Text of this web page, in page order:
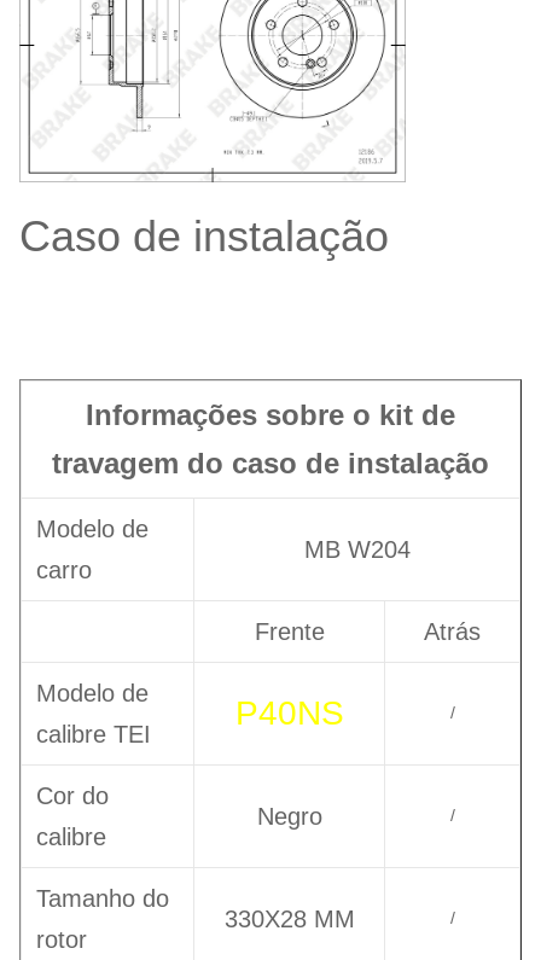
Caso de instalação
Informações sobre o kit de
travagem do caso de instalação
Modelo de
carro
MB W204
Frente Atrás
Modelo de
calibre TEI
P40NS /
Cor do
calibre
Negro /
Tamanho do
rotor
330X28 MM /